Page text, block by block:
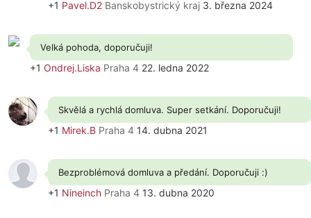
+1 Pavel.D2 Banskobystrický kraj 3. března 2024
Velká pohoda, doporučuji!
+1 Ondrej.Liska Praha 4 22. ledna 2022
Skvělá a rychlá domluva. Super setkání. Doporučuji!
+1 Mirek.B Praha 4 14. dubna 2021
Bezproblémová domluva a předání. Doporučuji :)
+1 Nineinch Praha 4 13. dubna 2020